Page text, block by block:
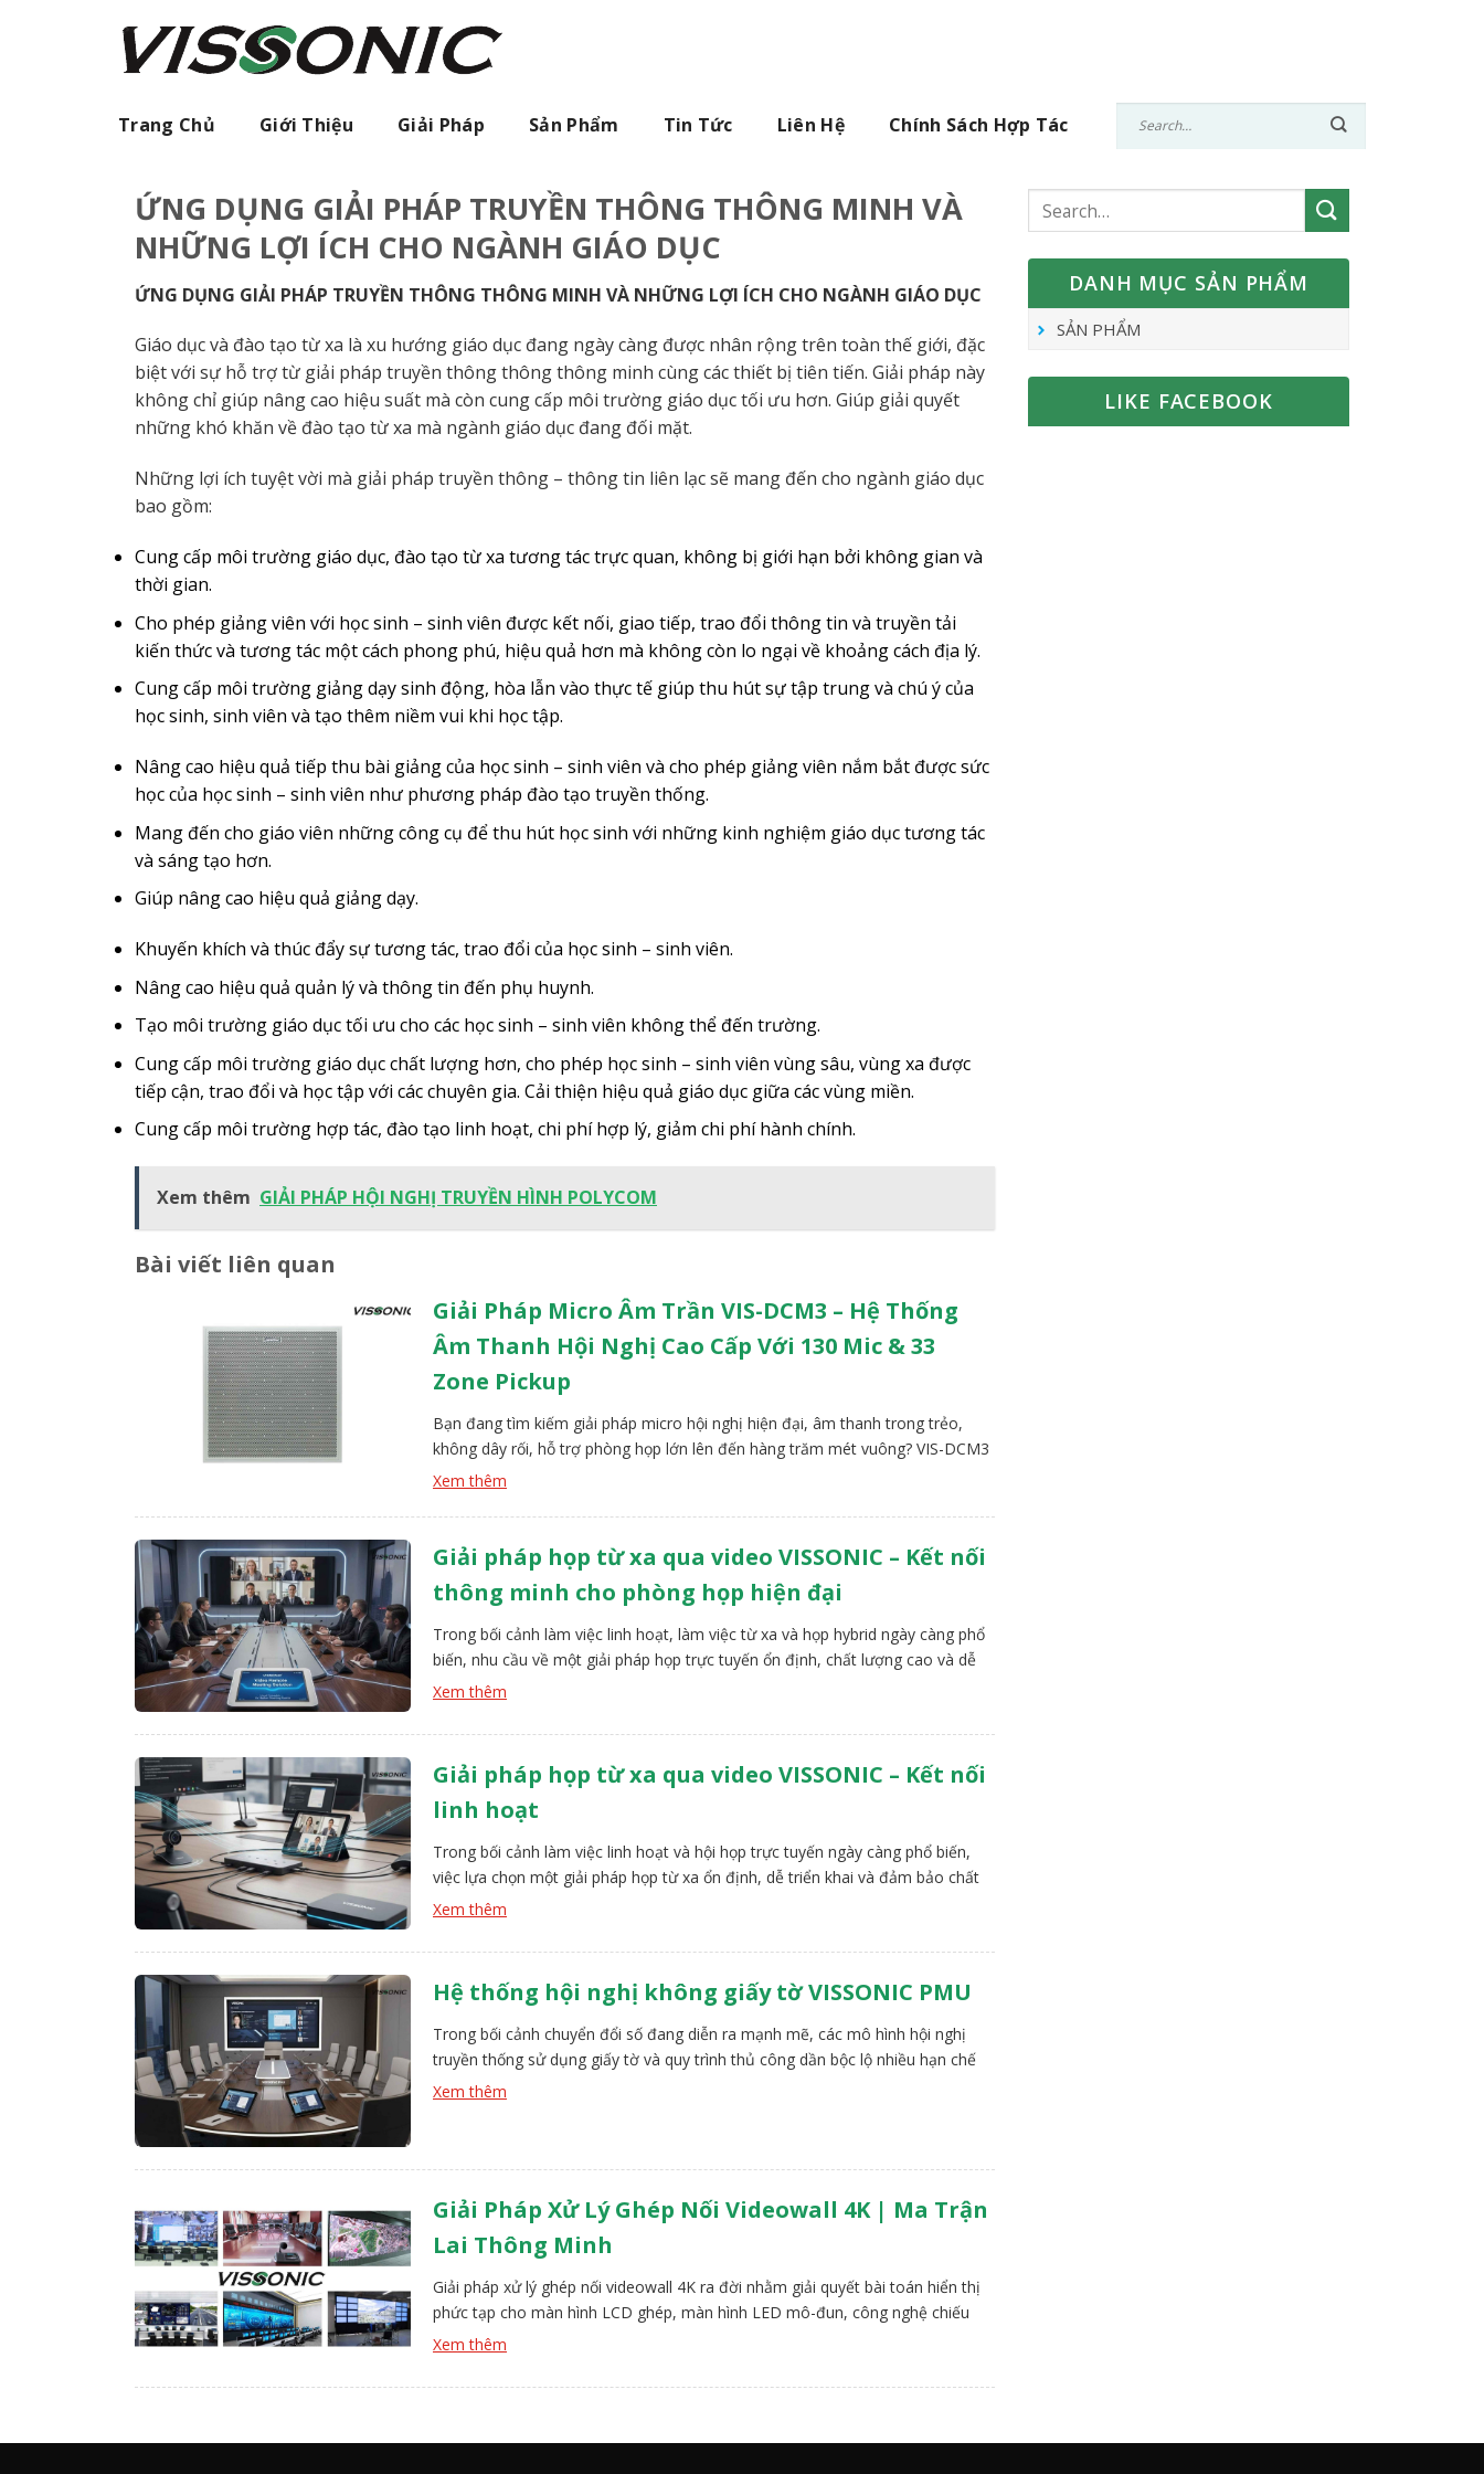
Trang Chủ Giới Thiệu Giải Pháp Sản Phẩm Tin Tức Liên Hệ Chính Sách Hợp Tác
ỨNG DỤNG GIẢI PHÁP TRUYỀN THÔNG THÔNG MINH VÀ
NHỮNG LỢI ÍCH CHO NGÀNH GIÁO DỤC
ỨNG DỤNG GIẢI PHÁP TRUYỀN THÔNG THÔNG MINH VÀ NHỮNG LỢI ÍCH CHO NGÀNH GIÁO DỤC
Giáo dục và đào tạo từ xa là xu hướng giáo dục đang ngày càng được nhân rộng trên toàn thế giới, đặc
biệt với sự hỗ trợ từ giải pháp truyền thông thông thông minh cùng các thiết bị tiên tiến. Giải pháp này
không chỉ giúp nâng cao hiệu suất mà còn cung cấp môi trường giáo dục tối ưu hơn. Giúp giải quyết
những khó khăn về đào tạo từ xa mà ngành giáo dục đang đối mặt.
Những lợi ích tuyệt vời mà giải pháp truyền thông – thông tin liên lạc sẽ mang đến cho ngành giáo dục
bao gồm:
Cung cấp môi trường giáo dục, đào tạo từ xa tương tác trực quan, không bị giới hạn bởi không gian và
thời gian.
Cho phép giảng viên với học sinh – sinh viên được kết nối, giao tiếp, trao đổi thông tin và truyền tải
kiến thức và tương tác một cách phong phú, hiệu quả hơn mà không còn lo ngại về khoảng cách địa lý.
Cung cấp môi trường giảng dạy sinh động, hòa lẫn vào thực tế giúp thu hút sự tập trung và chú ý của
học sinh, sinh viên và tạo thêm niềm vui khi học tập.
Nâng cao hiệu quả tiếp thu bài giảng của học sinh – sinh viên và cho phép giảng viên nắm bắt được sức
học của học sinh – sinh viên như phương pháp đào tạo truyền thống.
Mang đến cho giáo viên những công cụ để thu hút học sinh với những kinh nghiệm giáo dục tương tác
và sáng tạo hơn.
Giúp nâng cao hiệu quả giảng dạy.
Khuyến khích và thúc đẩy sự tương tác, trao đổi của học sinh – sinh viên.
Nâng cao hiệu quả quản lý và thông tin đến phụ huynh.
Tạo môi trường giáo dục tối ưu cho các học sinh – sinh viên không thể đến trường.
Cung cấp môi trường giáo dục chất lượng hơn, cho phép học sinh – sinh viên vùng sâu, vùng xa được
tiếp cận, trao đổi và học tập với các chuyên gia. Cải thiện hiệu quả giáo dục giữa các vùng miền.
Cung cấp môi trường hợp tác, đào tạo linh hoạt, chi phí hợp lý, giảm chi phí hành chính.
Xem thêm GIẢI PHÁP HỘI NGHỊ TRUYỀN HÌNH POLYCOM
Bài viết liên quan
Giải Pháp Micro Âm Trần VIS-DCM3 – Hệ Thống
Âm Thanh Hội Nghị Cao Cấp Với 130 Mic & 33
Zone Pickup
Bạn đang tìm kiếm giải pháp micro hội nghị hiện đại, âm thanh trong trẻo,
không dây rối, hỗ trợ phòng họp lớn lên đến hàng trăm mét vuông? VIS-DCM3
Ceiling Array Microphone của VISSONIC chính là câu trả lời hoàn hảo. Với thiết
Xem thêm
Giải pháp họp từ xa qua video VISSONIC – Kết nối
thông minh cho phòng họp hiện đại
Trong bối cảnh làm việc linh hoạt, làm việc từ xa và họp hybrid ngày càng phổ
biến, nhu cầu về một giải pháp họp trực tuyến ổn định, chất lượng cao và dễ
quản lý trở nên cấp thiết hơn bao giờ hết. Giải pháp họp từ xa qua video
Xem thêm
Giải pháp họp từ xa qua video VISSONIC – Kết nối
linh hoạt
Trong bối cảnh làm việc linh hoạt và hội họp trực tuyến ngày càng phổ biến,
việc lựa chọn một giải pháp họp từ xa ổn định, dễ triển khai và đảm bảo chất
lượng âm thanh – hình ảnh là yếu tố then chốt đối với doanh nghiệp và tổ
Xem thêm
Hệ thống hội nghị không giấy tờ VISSONIC PMU
Trong bối cảnh chuyển đổi số đang diễn ra mạnh mẽ, các mô hình hội nghị
truyền thống sử dụng giấy tờ và quy trình thủ công dần bộc lộ nhiều hạn chế
về hiệu suất, tính linh hoạt và khả năng tương tác. Các tổ chức hiện đại cần
Xem thêm
Giải Pháp Xử Lý Ghép Nối Videowall 4K | Ma Trận
Lai Thông Minh
Giải pháp xử lý ghép nối videowall 4K ra đời nhằm giải quyết bài toán hiển thị
phức tạp cho màn hình LCD ghép, màn hình LED mô-đun, công nghệ chiếu
hậu DLP cũng như các màn hình hình dạng đặc biệt trong lĩnh vực quảng cáo,
Xem thêm
DANH MỤC SẢN PHẨM
SẢN PHẨM
LIKE FACEBOOK